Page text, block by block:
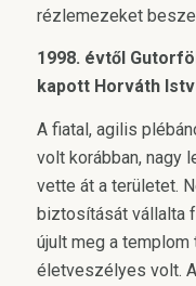
rézlemezeket
1998. évtől
kapott Horváth
A fiatal, agilis
volt korábban, nagy
vette át a területet.
biztosítását vállalta
újult meg a
életveszélyes volt.